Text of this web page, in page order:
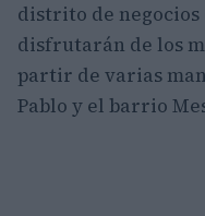
distrito de
disfrutarán de los
partir de varias
Pablo y el barrio